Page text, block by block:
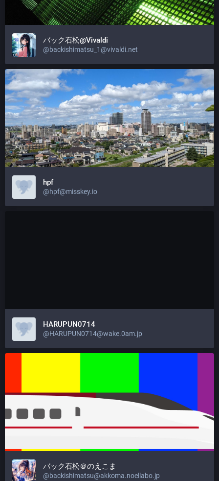
バック石松@Vivaldi
@backishimatsu_1@vivaldi.net
hpf
@hpf@misskey.io
HARUPUN0714
@HARUPUN0714@wake.0am.jp
バック石松＠のえこま
@backishimatsu@akkoma.noellabo.jp